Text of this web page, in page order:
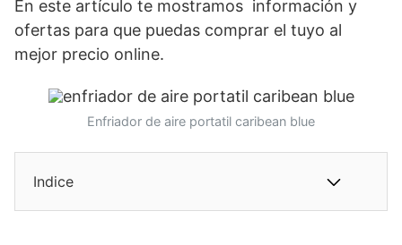
En este artículo te mostramos información y
ofertas para que puedas comprar el tuyo al
mejor precio online.
Enfriador de aire portatil caribean blue
Indice